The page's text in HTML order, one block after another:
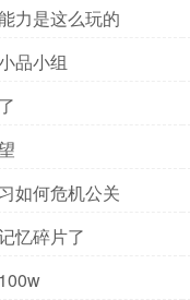
了
力是这么玩的
品小组
如何危机公关
忆碎片了